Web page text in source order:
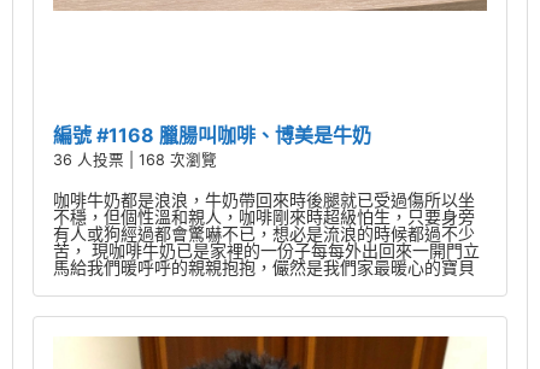
編號 #1168 臘腸叫咖啡、博美是牛奶
36 人投票 | 168 次瀏覽
咖啡牛奶都是浪浪，牛奶帶回來時後腿就已受過傷所以坐
不穩，但個性溫和親人，咖啡剛來時超級怕生，只要身旁
有人或狗經過都會驚嚇不已，想必是流浪的時候都過不少
苦， 現咖啡牛奶已是家裡的一份子每每外出回來一開門立
馬給我們暖呼呼的親親抱抱，儼然是我們家最暖心的寶貝